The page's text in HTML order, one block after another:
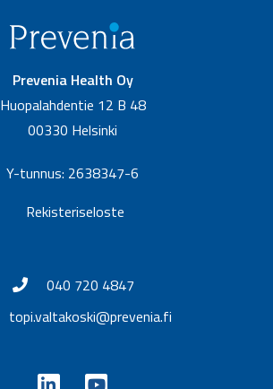
Prevenia Health Oy
Huopalahdentie 12 B 48
00330 Helsinki
Y-tunnus: 2638347-6
Rekisteriseloste
040 720 4847
topi.valtakoski@prevenia.fi